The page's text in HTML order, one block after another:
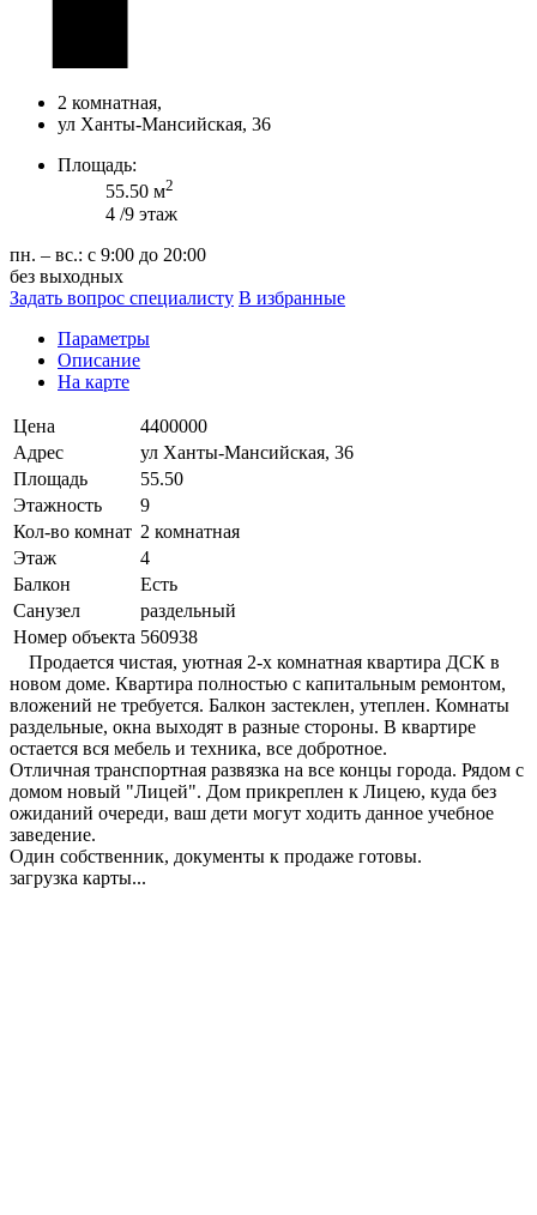
2 комнатная,
ул Ханты-Мансийская, 36
Площадь:
55.50 м2
4 /9 этаж
пн. – вс.: с 9:00 до 20:00
без выходных
Задать вопрос специалисту В избранные
Параметры
Описание
На карте
Цена
4400000
Адрес
ул Ханты-Мансийская, 36
Площадь
55.50
Этажность
9
Кол-во комнат 2 комнатная
Этаж
4
Балкон
Есть
Санузел
раздельный
Номер объекта 560938
Продается чистая, уютная 2-х комнатная квартира ДСК в
новом доме. Квартира полностью с капитальным ремонтом,
вложений не требуется. Балкон застеклен, утеплен. Комнаты
раздельные, окна выходят в разные стороны. В квартире
остается вся мебель и техника, все добротное.
Отличная транспортная развязка на все концы города. Рядом с
домом новый "Лицей". Дом прикреплен к Лицею, куда без
ожиданий очереди, ваш дети могут ходить данное учебное
заведение.
Один собственник, документы к продаже готовы.
загрузка карты...